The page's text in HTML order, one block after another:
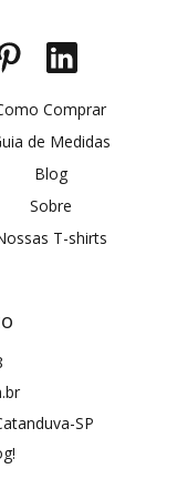
Comprar
de Medidas
Blog
Sobre
T-shirts
SP